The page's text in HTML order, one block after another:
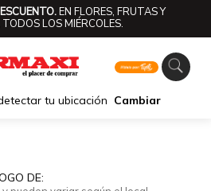
EN FLORES, FRUTAS Y
LOS MIÉRCOLES.
tu ubicación Cambiar
DE: